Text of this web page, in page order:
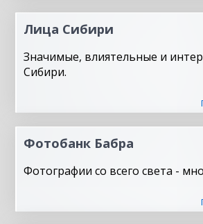
Лица Сибири
Значимые, влиятельные и
Сибири.
Фотобанк Бабра
Фотографии со всего света -